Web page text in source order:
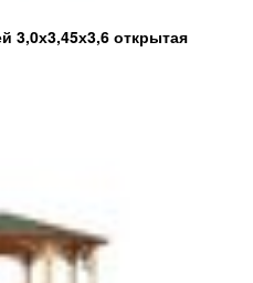
3,0х3,45х3,6 открытая